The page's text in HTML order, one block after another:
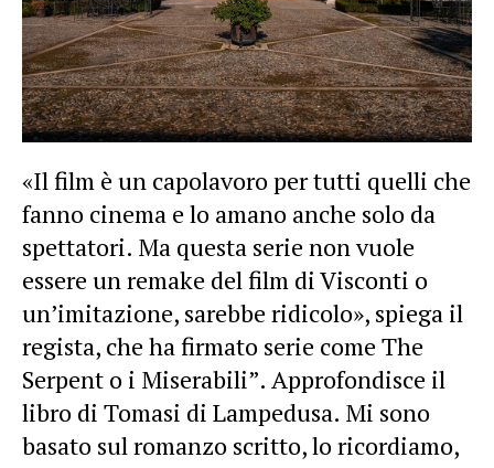
«Il film è un capolavoro per tutti quelli che
fanno cinema e lo amano anche solo da
spettatori. Ma questa serie non vuole
essere un remake del film di Visconti o
un’imitazione, sarebbe ridicolo», spiega il
regista, che ha firmato serie come The
Serpent o i Miserabili”. Approfondisce il
libro di Tomasi di Lampedusa. Mi sono
basato sul romanzo scritto, lo ricordiamo,